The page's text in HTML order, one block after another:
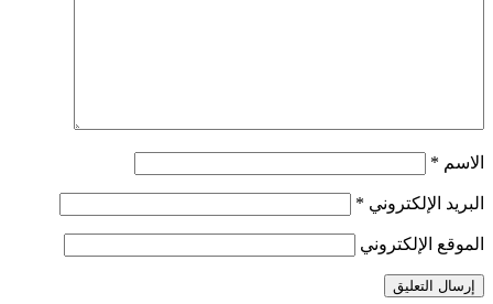
الاسم *
البريد الإلكتروني *
الموقع الإلكتروني